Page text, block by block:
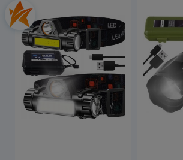
powiadom o
dostępności